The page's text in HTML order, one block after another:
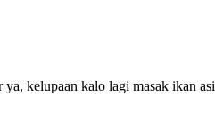
kelupaan kalo lagi masak ikan